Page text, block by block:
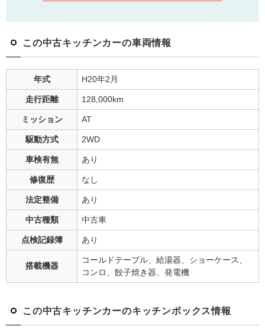
この中古キッチンカーの車両情報
年式 H20年2月
走行距離 128,000km
ミッション AT
駆動方式 2WD
車検有無 あり
修復歴 なし
法定整備 あり
中古種類 中古車
点検記録簿 あり
搭載機器
コールドテーブル、給湯器、ショーケース、
コンロ、餃子焼き器、発電機
この中古キッチンカーのキッチンボックス情報